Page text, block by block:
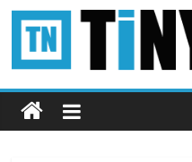
Passer
contenu
Le